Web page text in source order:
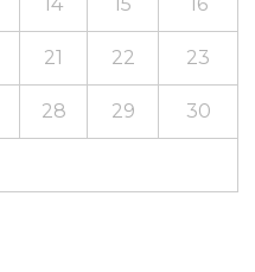
21 22 23
28 29 30